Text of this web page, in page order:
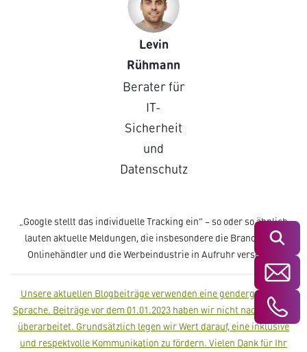
Suchen
Levin
Rühmann
Berater für
IT-
Sicherheit
und
Datenschutz
„Google stellt das individuelle Tracking ein“ – so oder so ähnlich
lauten aktuelle Meldungen, die insbesondere die Branche der
Onlinehändler und die Werbeindustrie in Aufruhr versetzen.
Unsere aktuellen Blogbeiträge verwenden eine gendergerechte
Sprache. Beiträge vor dem 01.01.2023 haben wir nicht nachträglich
überarbeitet. Grundsätzlich legen wir Wert darauf, eine inklusive
und respektvolle Kommunikation zu fördern. Vielen Dank für Ihr